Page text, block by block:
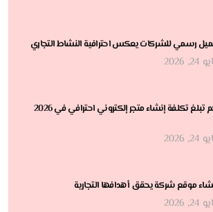
رسمي للشركات يعكس احترافية النشاط التجاري
2026
كم تبلغ تكلفة إنشاء متجر إلكتروني احترافي في 2026
2026
موقع شركة يحقق أهدافها التجارية
2026